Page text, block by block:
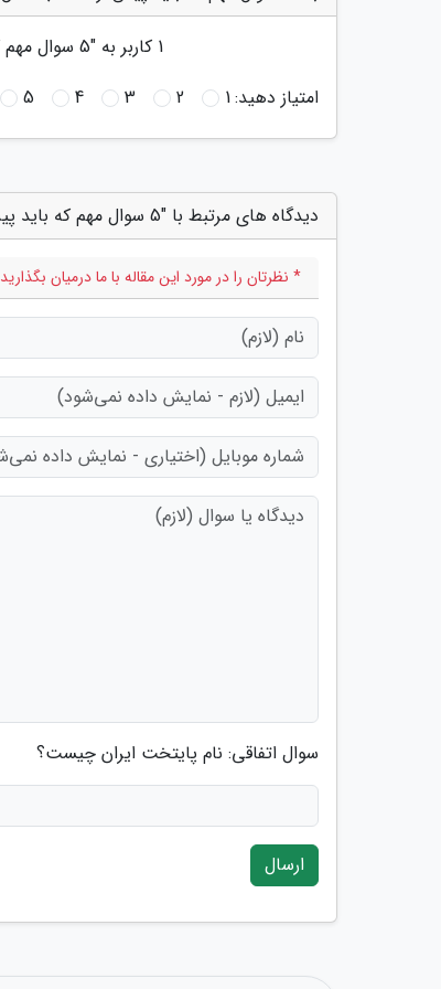
1 کاربر به "5 سوال مهم که باید پیش از انتخاب شغل کارگر ساختمان از خود بپرسید
امتیاز دهید:1
2
3
4
5
دیدگاه های مرتبط با "5 سوال مهم که باید پیش از انتخاب شغل کارگر ساختمان از خود بپرسید"
* نظرتان را در مورد این مقاله با ما درمیان بگذارید
سوال اتفاقی: نام پایتخت ایران چیست؟
ارسال